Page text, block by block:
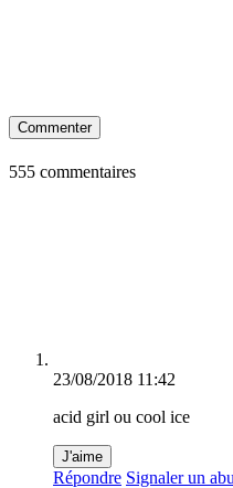
Commenter
555 commentaires
23/08/2018 11:42
acid girl ou cool ice
J'aime
Répondre Signaler un